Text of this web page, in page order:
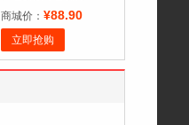
160ml*2氨基酸洗面奶套
装
商城价： ¥88.90
立即抢购